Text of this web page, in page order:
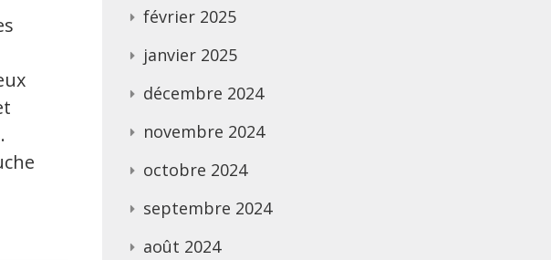
février 2025
janvier 2025
décembre 2024
novembre 2024
octobre 2024
septembre 2024
août 2024